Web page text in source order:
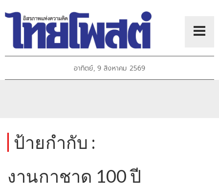
อาทิตย์, 9 สิงหาคม 2569
ป้ายกำกับ :
งานกาชาด 100 ปี